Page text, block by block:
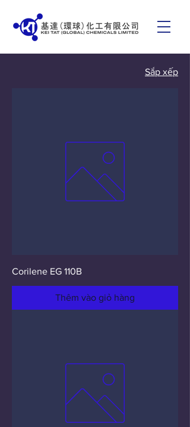
Sắp xếp
Corilene EG 110B
Thêm vào giỏ hàng